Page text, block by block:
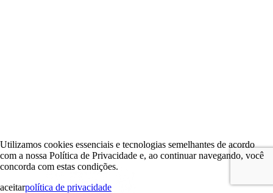
Utilizamos cookies essenciais e tecnologias semelhantes de acordo
com a nossa Política de Privacidade e, ao continuar navegando, você
concorda com estas condições.
aceitarpolítica de privacidade